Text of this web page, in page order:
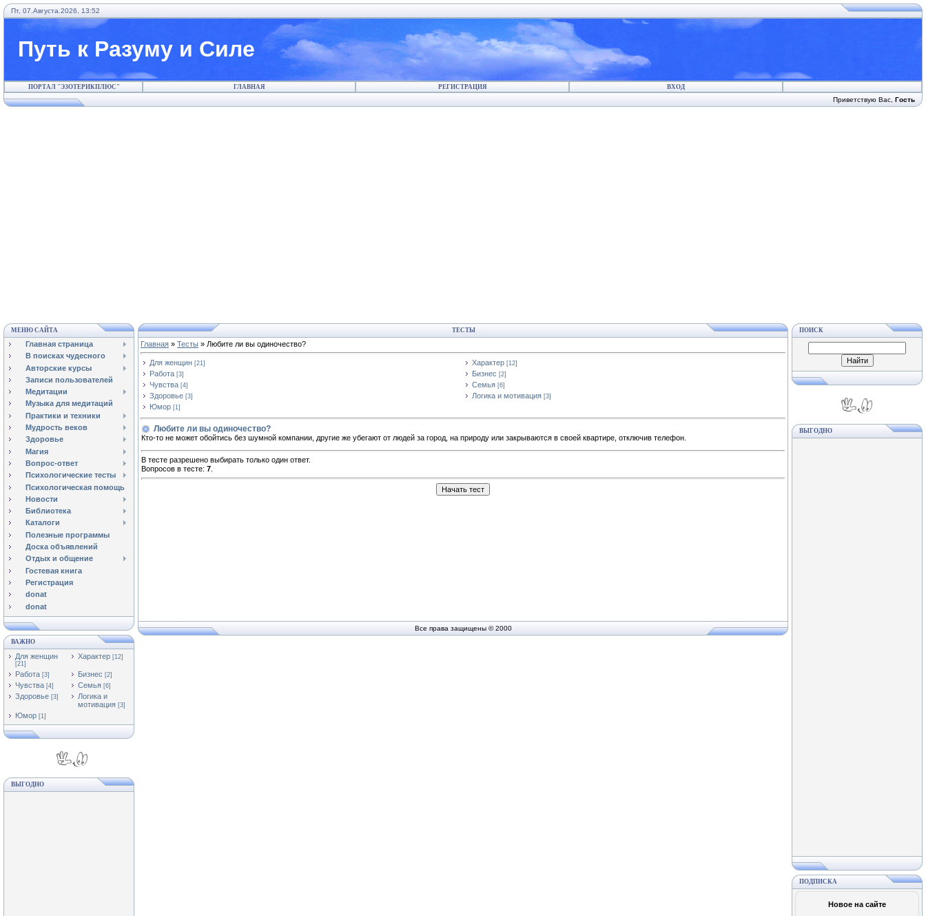
Пт, 07.Августа.2026, 13:52
Путь к Разуму и Силе
ПОРТАЛ "ЭЗОТЕРИКПЛЮС" ГЛАВНАЯ РЕГИСТРАЦИЯ ВХОД
Приветствую Вас Гость
МЕНЮ САЙТА
Главная страница
В поисках чудесного
Авторские курсы
Записи пользователей
Медитации
Музыка для медитаций
Практики и техники
Мудрость веков
Здоровье
Магия
Вопрос-ответ
Психологические тесты
Психологическая помощь
Новости
Библиотека
Каталоги
Полезные программы
Доска объявлений
Отдых и общение
Гостевая книга
Регистрация
donat
donat
ВАЖНО
Для женщин
[21]
Характер [12]
Работа [3] Бизнес [2]
Чувства [4] Семья [6]
Здоровье [3]
Логика и
мотивация [3]
Юмор [1]
ВЫГОДНО
ТЕСТЫ
Главная » Тесты » Любите ли вы одиночество?
Для женщин [21] Характер [12]
Работа [3] Бизнес [2]
Чувства [4] Семья [6]
Здоровье [3] Логика и мотивация [3]
Юмор [1]
Любите ли вы одиночество?
Кто-то не может обойтись без шумной компании, другие же убегают от людей за город, на природу или закрываются в своей квартире, отключив телефон.
В тесте разрешено выбирать только один ответ.
Вопросов в тесте: 7
Все права защищены © 2000
ПОИСК
ВЫГОДНО
ПОДПИСКА
Новое на сайте